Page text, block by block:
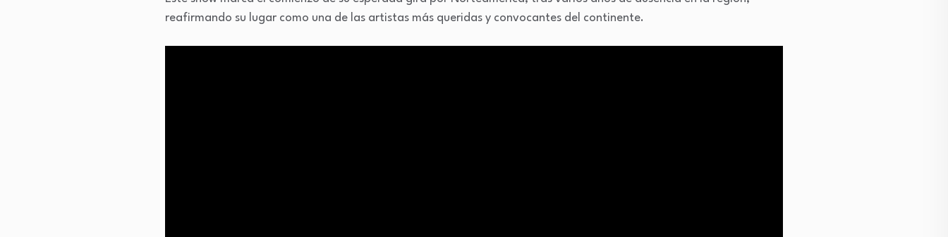
reafirmando su lugar como una de las artistas más queridas y convocantes del continente.